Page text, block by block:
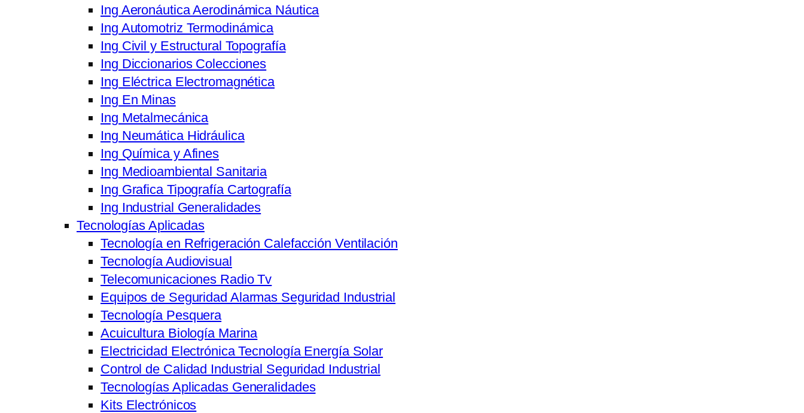
Ing Aeronáutica Aerodinámica Náutica
Ing Automotriz Termodinámica
Ing Civil y Estructural Topografía
Ing Diccionarios Colecciones
Ing Eléctrica Electromagnética
Ing En Minas
Ing Metalmecánica
Ing Neumática Hidráulica
Ing Química y Afines
Ing Medioambiental Sanitaria
Ing Grafica Tipografía Cartografía
Ing Industrial Generalidades
Tecnologías Aplicadas
Tecnología en Refrigeración Calefacción Ventilación
Tecnología Audiovisual
Telecomunicaciones Radio Tv
Equipos de Seguridad Alarmas Seguridad Industrial
Tecnología Pesquera
Acuicultura Biología Marina
Electricidad Electrónica Tecnología Energía Solar
Control de Calidad Industrial Seguridad Industrial
Tecnologías Aplicadas Generalidades
Kits Electrónicos